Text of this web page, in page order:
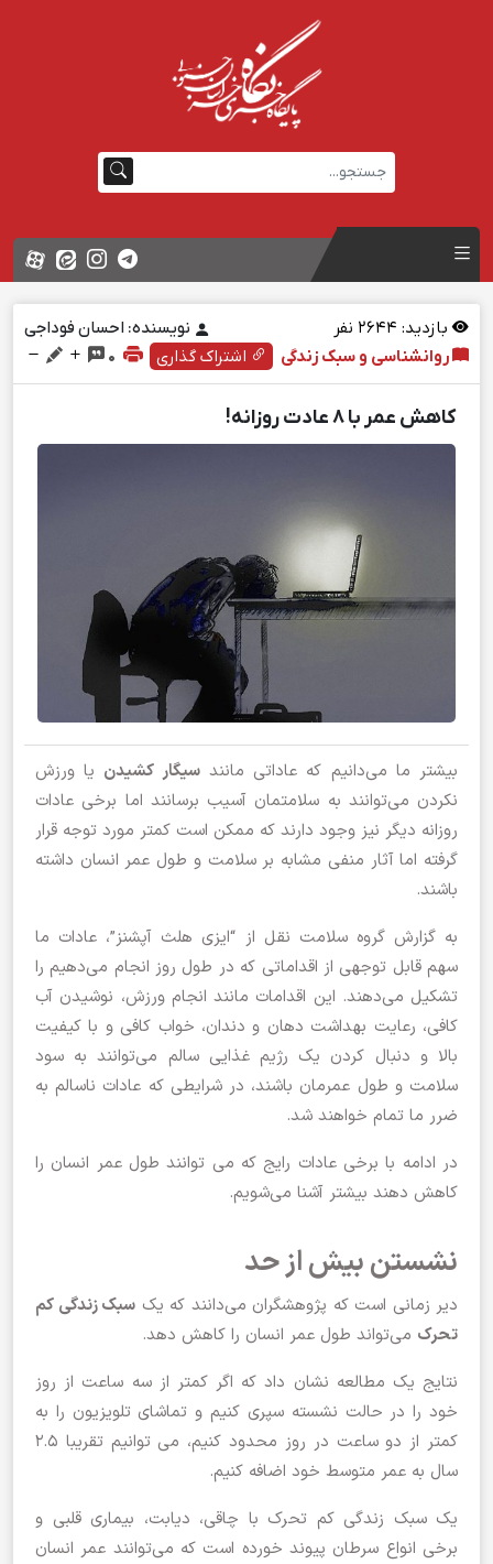
بازدید: نفر
نویسنده: احسان فوداجی
روانشناسی و سبک زندگی
اشتراک گذاری 0
کاهش عمر با 8 عادت روزانه!
بیشتر ما می‌دانیم که عاداتی مانندسیگار کشیدن یا ورزش
نکردن می‌توانند به سلامتمان آسیب برسانند اما برخی عادات
روزانه دیگر نیز وجود دارند که ممکن است کمتر مورد توجه قرار
گرفته اما آثار منفی مشابه بر سلامت و طول عمر انسان داشته
باشند.
به گزارش گروه سلامت نقل از “ایزی هلث آپشنز”، عادات ما
سهم قابل توجهی از اقداماتی که در طول روز انجام می‌دهیم را
تشکیل می‌دهند. این اقدامات مانند انجام ورزش، نوشیدن آب
کافی، رعایت بهداشت دهان و دندان، خواب کافی و با کیفیت
بالا و دنبال کردن یک رژیم غذایی سالم می‌توانند به سود
سلامت و طول عمرمان باشند، در شرایطی که عادات ناسالم به
ضرر ما تمام خواهند شد.
در ادامه با برخی عادات رایج که می توانند طول عمر انسان را
کاهش دهند بیشتر آشنا می‌شویم.
نشستن بیش از حد
دیر زمانی است که پژوهشگران می‌دانند که یک سبک زندگی کم
تحرک می‌تواند طول عمر انسان را کاهش دهد.
نتایج یک مطالعه نشان داد که اگر کمتر از سه ساعت از روز
خود را در حالت نشسته سپری کنیم و تماشای تلویزیون را به
کمتر از دو ساعت در روز محدود کنیم، می توانیم تقریبا 2.5
سال به عمر متوسط خود اضافه کنیم.
یک سبک زندگی کم تحرک با چاقی، دیابت، بیماری قلبی و
برخی انواع سرطان پیوند خورده است که می‌توانند عمر انسان